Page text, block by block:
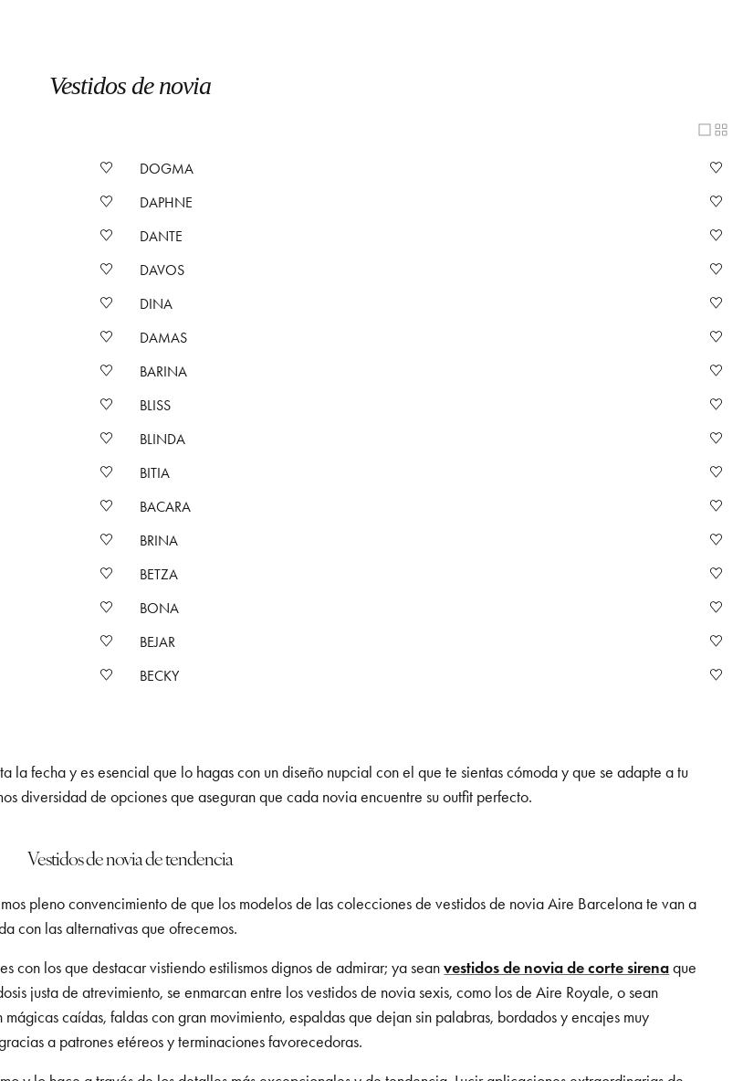
Vestidos de novia
DOGMA
DAPHNE
DANTE
DAVOS
DINA
DAMAS
BARINA
BLISS
BLINDA
BITIA
BACARA
BRINA
BETZA
BONA
BEJAR
BECKY
la fecha y es esencial que lo hagas con un diseño nupcial con el que te sientas cómoda y que se adapte a tu
diversidad de opciones que aseguran que cada novia encuentre su outfit perfecto.
Vestidos de novia de tendencia
pleno convencimiento de que los modelos de las colecciones de vestidos de novia Aire Barcelona te van a
con las alternativas que ofrecemos.
con los que destacar vistiendo estilismos dignos de admirar; ya seanvestidos de novia de corte sirenaque
justa de atrevimiento, se enmarcan entre los vestidos de novia sexis, como los de Aire Royale, o sean
caídas, faldas con gran movimiento, espaldas que dejan sin palabras, bordados y encajes muy
a patrones etéreos y terminaciones favorecedoras.